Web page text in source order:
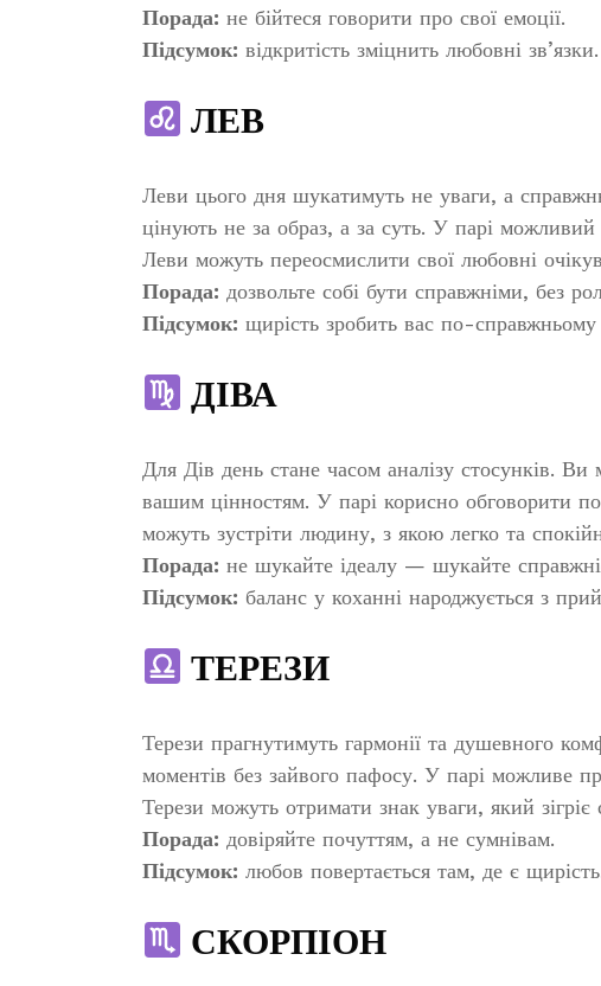
Порада: не бійтеся говорити про свої емоції.
Підсумок: відкритість зміцнить любовні зв’язки.
ЛЕВ
Леви цього дня шукатимуть не уваги, а
цінують не за образ, а за суть. У парі
Леви можуть переосмислити свої любовні
Порада: дозвольте собі бути справжніми, без
Підсумок: щирість зробить вас по-
ДІВА
Для Дів день стане часом аналізу стосунків.
вашим цінностям. У парі корисно обговорити
можуть зустріти людину, з якою легко та
Порада: не шукайте ідеалу — шукайте
Підсумок: баланс у коханні народжується з
ТЕРЕЗИ
Терези прагнутимуть гармонії та душевного
моментів без зайвого пафосу. У парі можливе
Терези можуть отримати знак уваги, який зігріє
Порада: довіряйте почуттям, а не сумнівам.
Підсумок: любов повертається там, де є
СКОРПІОН